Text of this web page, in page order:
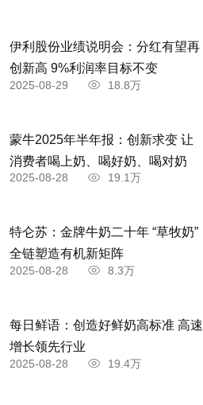
伊利股份业绩说明会：分红有望再
创新高 9%利润率目标不变
2025-08-29 18.8万
蒙牛2025年半年报：创新求变 让
消费者喝上奶、喝好奶、喝对奶
2025-08-28 19.1万
特仑苏：金牌牛奶二十年 “草牧奶”
全链塑造有机新矩阵
2025-08-28 8.3万
每日鲜语：创造好鲜奶高标准 高速
增长领先行业
2025-08-28 19.4万